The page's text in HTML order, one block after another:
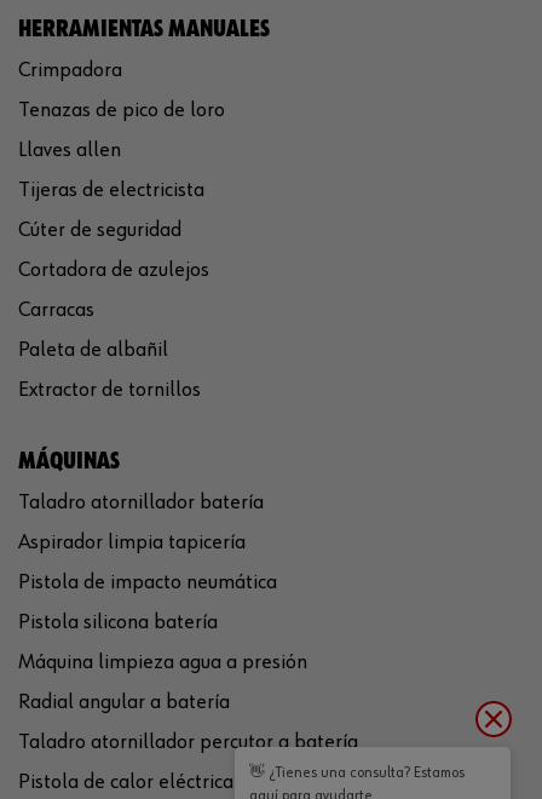
HERRAMIENTAS MANUALES
Crimpadora
Tenazas de pico de loro
Llaves allen
Tijeras de electricista
Cúter de seguridad
Cortadora de azulejos
Carracas
Paleta de albañil
Extractor de tornillos
MÁQUINAS
Taladro atornillador batería
Aspirador limpia tapicería
Pistola de impacto neumática
Pistola silicona batería
Máquina limpieza agua a presión
Radial angular a batería
Taladro atornillador percutor a batería
Pistola de calor eléctrica
👋 ¿Tienes una consulta? Estamos